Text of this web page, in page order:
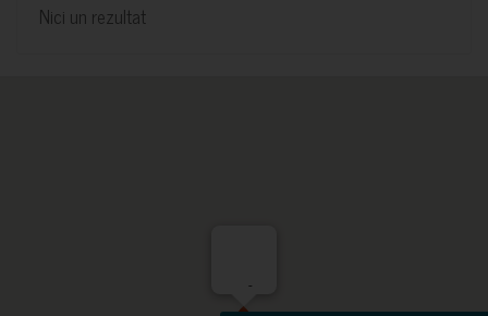
Nici un rezultat
-